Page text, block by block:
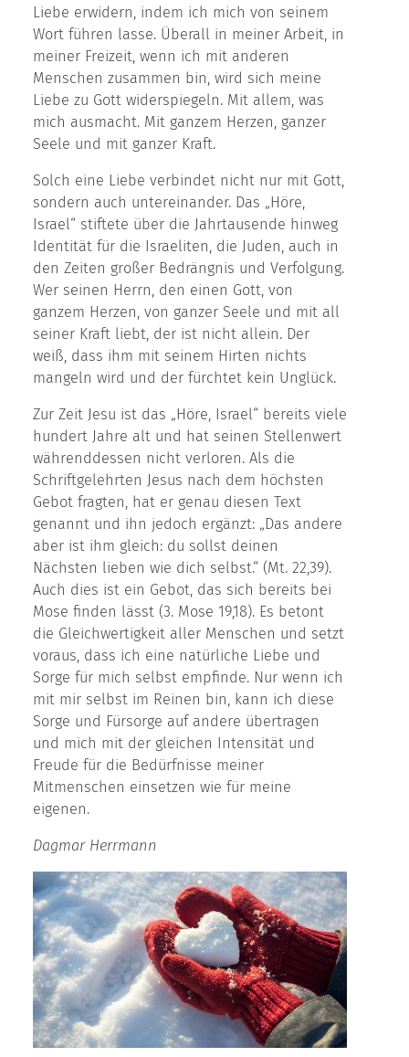
Liebe erwidern, indem ich mich von seinem
Wort führen lasse. Überall in meiner Arbeit, in
meiner Freizeit, wenn ich mit anderen
Menschen zusammen bin, wird sich meine
Liebe zu Gott widerspiegeln. Mit allem, was
mich ausmacht. Mit ganzem Herzen, ganzer
Seele und mit ganzer Kraft.
Solch eine Liebe verbindet nicht nur mit Gott,
sondern auch untereinander. Das „Höre,
Israel“ stiftete über die Jahrtausende hinweg
Identität für die Israeliten, die Juden, auch in
den Zeiten großer Bedrängnis und Verfolgung.
Wer seinen Herrn, den einen Gott, von
ganzem Herzen, von ganzer Seele und mit all
seiner Kraft liebt, der ist nicht allein. Der
weiß, dass ihm mit seinem Hirten nichts
mangeln wird und der fürchtet kein Unglück.
Zur Zeit Jesu ist das „Höre, Israel“ bereits viele
hundert Jahre alt und hat seinen Stellenwert
währenddessen nicht verloren. Als die
Schriftgelehrten Jesus nach dem höchsten
Gebot fragten, hat er genau diesen Text
genannt und ihn jedoch ergänzt: „Das andere
aber ist ihm gleich: du sollst deinen
Nächsten lieben wie dich selbst.“ (Mt. 22,39).
Auch dies ist ein Gebot, das sich bereits bei
Mose finden lässt (3. Mose 19,18). Es betont
die Gleichwertigkeit aller Menschen und setzt
voraus, dass ich eine natürliche Liebe und
Sorge für mich selbst empfinde. Nur wenn ich
mit mir selbst im Reinen bin, kann ich diese
Sorge und Fürsorge auf andere übertragen
und mich mit der gleichen Intensität und
Freude für die Bedürfnisse meiner
Mitmenschen einsetzen wie für meine
eigenen.
Dagmar Herrmann